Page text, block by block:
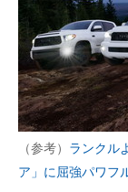
（参考） ランクル
ア」に屈強パワフ